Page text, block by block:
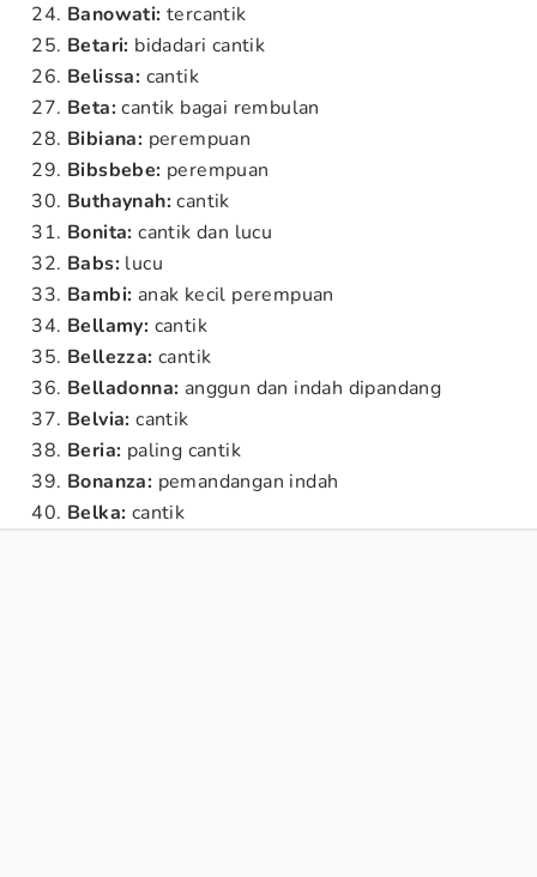
Banowati: tercantik
Betari: bidadari cantik
Belissa: cantik
Beta:cantik bagai rembulan
Bibiana: perempuan
Bibsbebe: perempuan
Buthaynah:cantik
Bonita:cantik dan lucu
Babs: lucu
Bambi: anak kecil perempuan
Bellamy: cantik
Bellezza: cantik
Belladonna: anggun dan indah dipandang
Belvia:cantik
Beria: paling cantik
Bonanza: pemandangan indah
Belka: cantik